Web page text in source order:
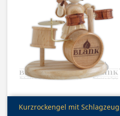
Vorschau
Kurzrockengel mit Schlagzeug